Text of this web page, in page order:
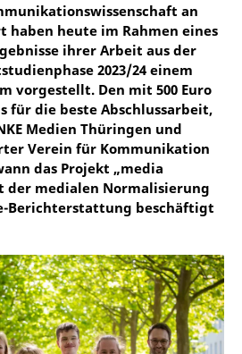
an
haben heute im Rahmen eines
ihrer Arbeit aus der
2023/24 einem
vorgestellt. Den mit 500 Euro
für die beste Abschlussarbeit,
Medien Thüringen und
Verein für Kommunikation
das Projekt „media
der medialen Normalisierung
Berichterstattung beschäftigt